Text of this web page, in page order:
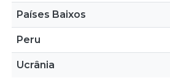
Países Baixos
Peru
Ucrânia